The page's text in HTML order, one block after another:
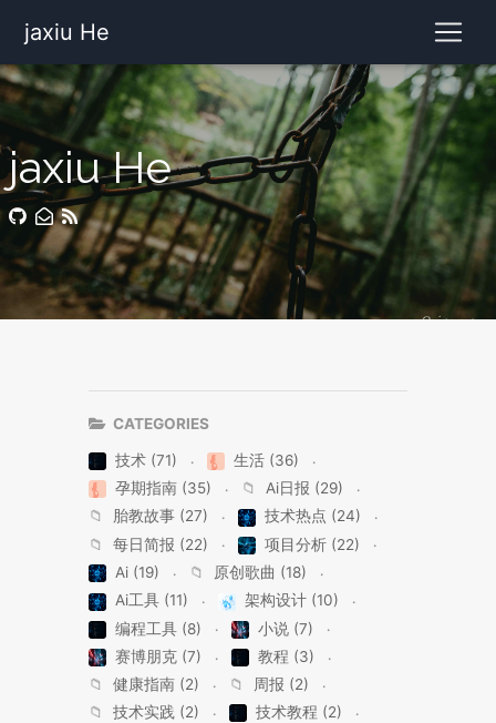
jaxiu He
jaxiu He
CATEGORIES
技术 (71)
生活 (36)
孕期指南 (35)
📁
Ai日报 (29)
📁
胎教故事 (27)
技术热点 (24)
📁
每日简报 (22)
项目分析 (22)
Ai (19)
📁
原创歌曲 (18)
Ai工具 (11)
架构设计 (10)
编程工具 (8)
小说 (7)
赛博朋克 (7)
教程 (3)
📁
健康指南 (2) 📁
周报 (2)
📁
技术实践 (2)
技术教程 (2)